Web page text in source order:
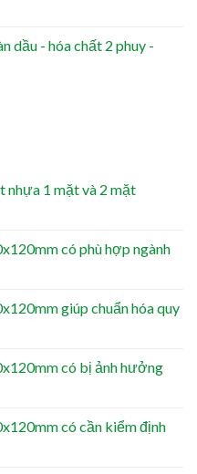
dầu - hóa chất 2 phuy -
nhựa 1 mặt và 2 mặt
có phù hợp ngành
giúp chuẩn hóa quy
có bị ảnh hưởng
có cần kiểm định